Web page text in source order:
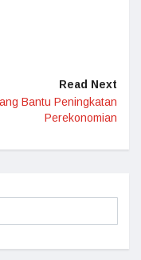
Read Next
Bantu Peningkatan
Perekonomian